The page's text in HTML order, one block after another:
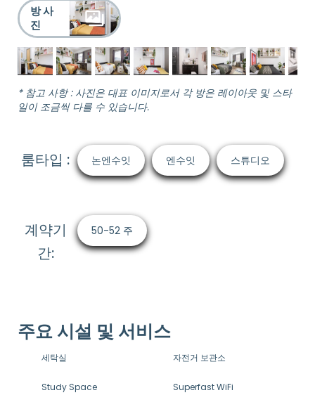
방 사
진
* 참고 사항 : 사진은 대표 이미지로서 각 방은 레이아웃 및 스타
일이 조금씩 다를 수 있습니다.
룸타입 : 논엔수잇 엔수잇 스튜디오
계약기
간:
50-52 주
주요 시설 및 서비스
세탁실 자전거 보관소
Study Space Superfast WiFi